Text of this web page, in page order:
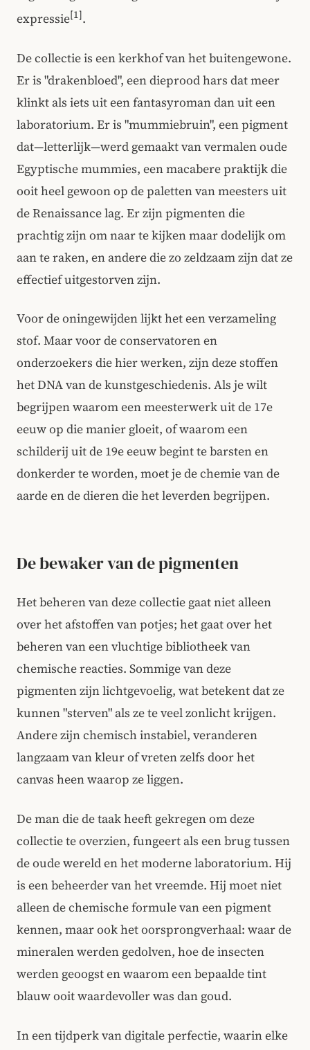
expressie[1].
De collectie is een kerkhof van het buitengewone.
Er is "drakenbloed", een dieprood hars dat meer
klinkt als iets uit een fantasyroman dan uit een
laboratorium. Er is "mummiebruin", een pigment
dat—letterlijk—werd gemaakt van vermalen oude
Egyptische mummies, een macabere praktijk die
ooit heel gewoon op de paletten van meesters uit
de Renaissance lag. Er zijn pigmenten die
prachtig zijn om naar te kijken maar dodelijk om
aan te raken, en andere die zo zeldzaam zijn dat ze
effectief uitgestorven zijn.
Voor de oningewijden lijkt het een verzameling
stof. Maar voor de conservatoren en
onderzoekers die hier werken, zijn deze stoffen
het DNA van de kunstgeschiedenis. Als je wilt
begrijpen waarom een meesterwerk uit de 17e
eeuw op die manier gloeit, of waarom een
schilderij uit de 19e eeuw begint te barsten en
donkerder te worden, moet je de chemie van de
aarde en de dieren die het leverden begrijpen.
De bewaker van de pigmenten
Het beheren van deze collectie gaat niet alleen
over het afstoffen van potjes; het gaat over het
beheren van een vluchtige bibliotheek van
chemische reacties. Sommige van deze
pigmenten zijn lichtgevoelig, wat betekent dat ze
kunnen "sterven" als ze te veel zonlicht krijgen.
Andere zijn chemisch instabiel, veranderen
langzaam van kleur of vreten zelfs door het
canvas heen waarop ze liggen.
De man die de taak heeft gekregen om deze
collectie te overzien, fungeert als een brug tussen
de oude wereld en het moderne laboratorium. Hij
is een beheerder van het vreemde. Hij moet niet
alleen de chemische formule van een pigment
kennen, maar ook het oorsprongverhaal: waar de
mineralen werden gedolven, hoe de insecten
werden geoogst en waarom een bepaalde tint
blauw ooit waardevoller was dan goud.
In een tijdperk van digitale perfectie, waarin elke